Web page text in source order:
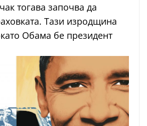
тогава започва да
Тази изродщина
Обама бе президент